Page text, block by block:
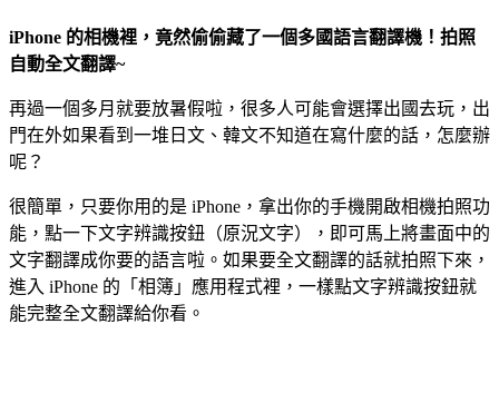
iPhone 的相機裡，竟然偷偷藏了一個多國語言翻譯機！拍照
自動全文翻譯~
再過一個多月就要放暑假啦，很多人可能會選擇出國去玩，出
門在外如果看到一堆日文、韓文不知道在寫什麼的話，怎麼辦
呢？
很簡單，只要你用的是 iPhone，拿出你的手機開啟相機拍照功
能，點一下文字辨識按鈕（原況文字），即可馬上將畫面中的
文字翻譯成你要的語言啦。如果要全文翻譯的話就拍照下來，
進入 iPhone 的「相簿」應用程式裡，一樣點文字辨識按鈕就
能完整全文翻譯給你看。